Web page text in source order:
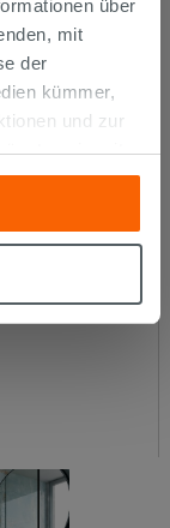
über
mit
der
kümmer,
und zur
sie mit
haben oder
mehr wissen
einigen